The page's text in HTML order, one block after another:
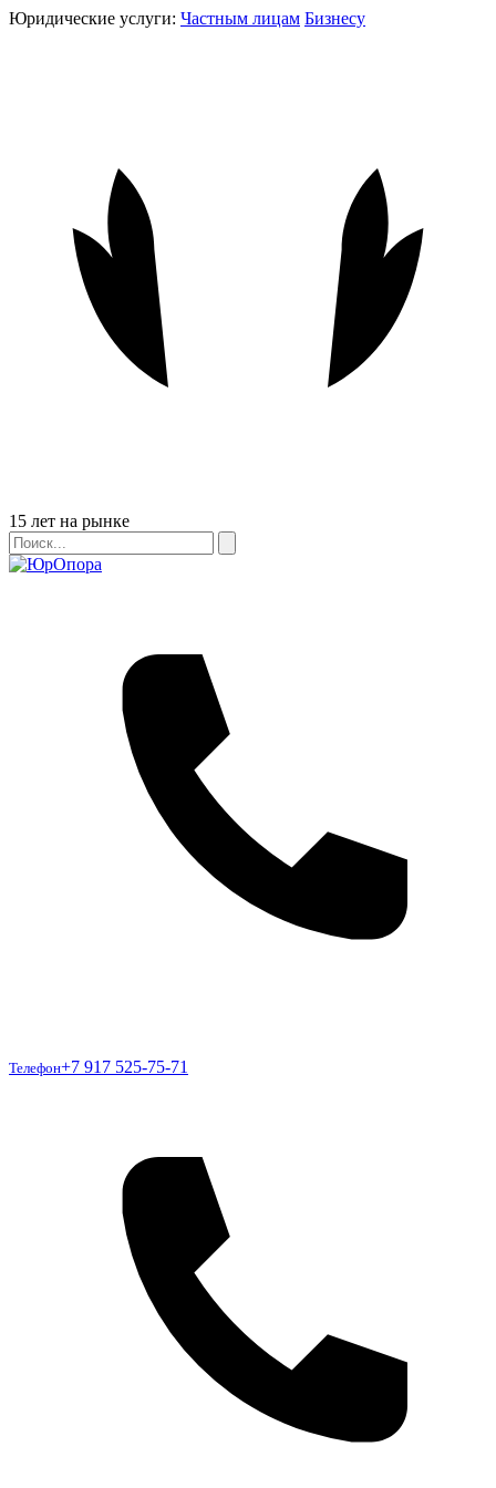
Юридические услуги: Частным лицам Бизнесу
Бейдж
15 лет на рынке
Поиск
Поиск
Телефон
Телефон+7 917 525-75-71